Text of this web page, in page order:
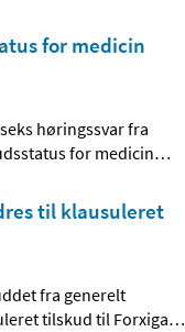
for medicin
høringssvar fra
for medicin…
til klausuleret
fra generelt
tilskud til Forxiga…